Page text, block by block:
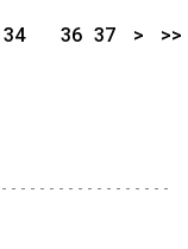
34
36 37 > >>